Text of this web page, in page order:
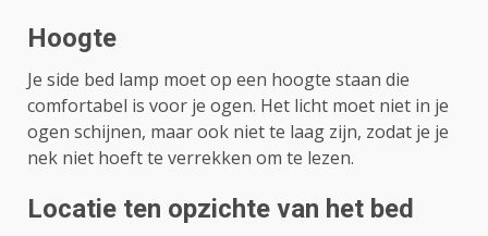
Hoogte
Je side bed lamp moet op een hoogte staan ​​die
comfortabel is voor je ogen. Het licht moet niet in je
ogen schijnen, maar ook niet te laag zijn, zodat je je
nek niet hoeft te verrekken om te lezen.
Locatie ten opzichte van het bed